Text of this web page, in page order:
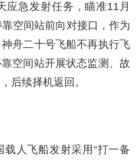
应急发射任务，瞄准11月
空间站前向对接口，作为
舟二十号飞船不再执行飞
空间站开展状态监测、故
后续择机返回。
人飞船发射采用“打一备